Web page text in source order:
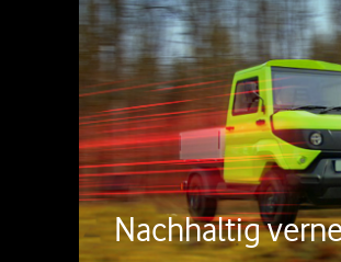
Nachhaltig